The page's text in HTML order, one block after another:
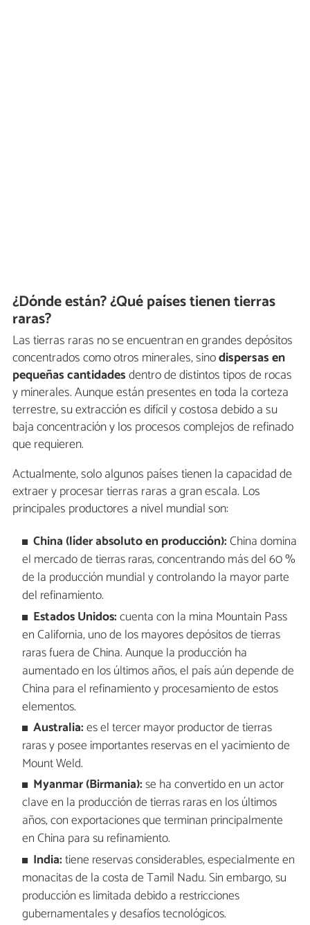
¿Dónde están? ¿Qué países tienen tierras
raras?
Las tierras raras no se encuentran en grandes depósitos
concentrados como otros minerales, sinodispersas en
pequeñas cantidadesdentro de distintos tipos de rocas
y minerales. Aunque están presentes en toda la corteza
terrestre, su extracción es difícil y costosa debido a su
baja concentración y los procesos complejos de refinado
que requieren.
Actualmente, solo algunos países tienen la capacidad de
extraer y procesar tierras raras a gran escala. Los
principales productores a nivel mundial son:
China (líder absoluto en producción):China domina
el mercado de tierras raras, concentrando más del 60 %
de la producción mundial y controlando la mayor parte
del refinamiento.
Estados Unidos:cuenta con la mina Mountain Pass
en California, uno de los mayores depósitos de tierras
raras fuera de China. Aunque la producción ha
aumentado en los últimos años, el país aún depende de
China para el refinamiento y procesamiento de estos
elementos.
Australia:es el tercer mayor productor de tierras
raras y posee importantes reservas en el yacimiento de
Mount Weld.
Myanmar (Birmania):se ha convertido en un actor
clave en la producción de tierras raras en los últimos
años, con exportaciones que terminan principalmente
en China para su refinamiento.
India:tiene reservas considerables, especialmente en
monacitas de la costa de Tamil Nadu. Sin embargo, su
producción es limitada debido a restricciones
gubernamentales y desafíos tecnológicos.